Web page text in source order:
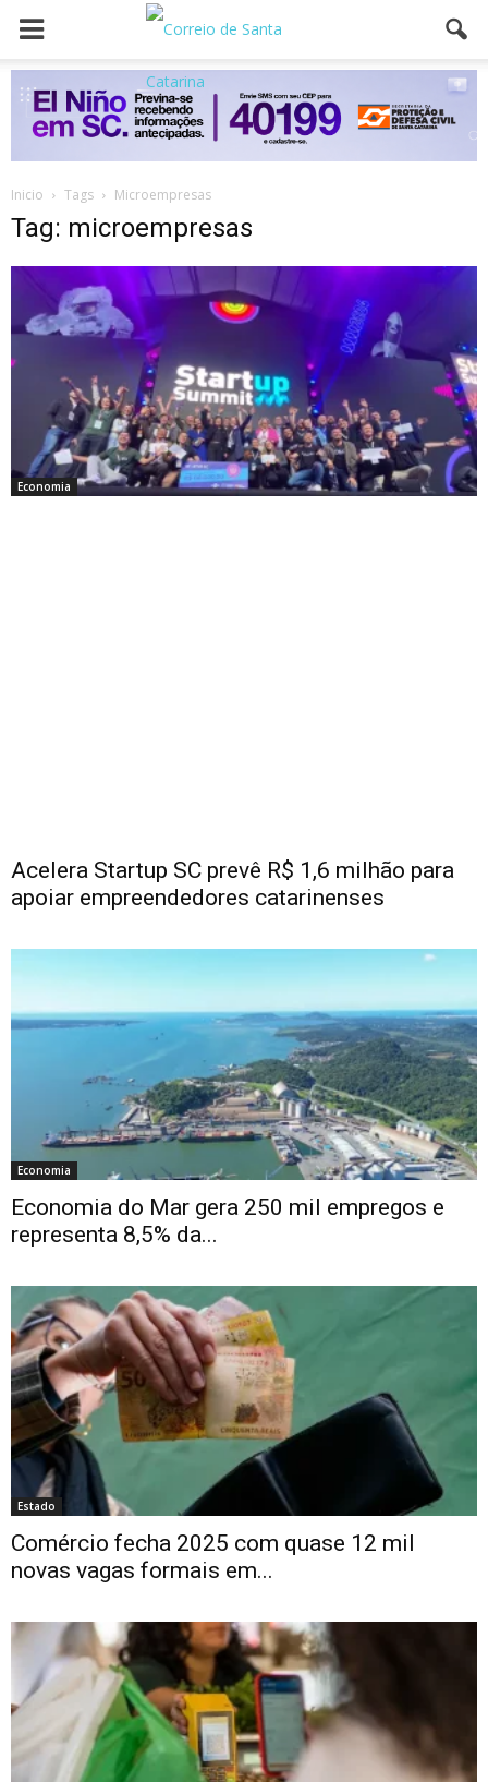
Inicio Tags Microempresas
Tag: microempresas
Economia
Acelera Startup SC prevê R$ 1,6 milhão para
apoiar empreendedores catarinenses
Economia
Economia do Mar gera 250 mil empregos e
representa 8,5% da...
Estado
Comércio fecha 2025 com quase 12 mil
novas vagas formais em...